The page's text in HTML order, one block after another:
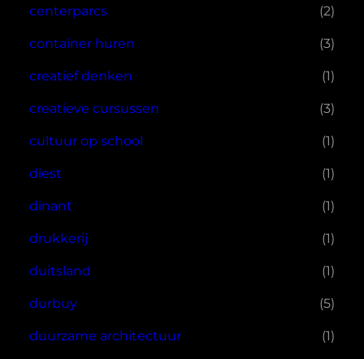
centerparcs (2)
container huren (3)
creatief denken (1)
creatieve cursussen (3)
cultuur op school (1)
diest (1)
dinant (1)
drukkerij (1)
duitsland (1)
durbuy (5)
duurzame architectuur (1)